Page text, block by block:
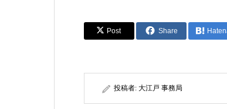
Post Share
投稿者: 大江戸 事務局